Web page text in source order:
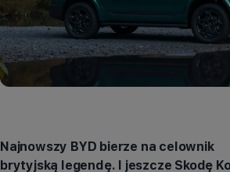
Najnowszy BYD bierze na celownik
brytyjską legendę. I jeszcze Skodę